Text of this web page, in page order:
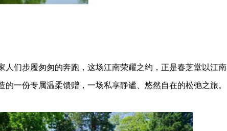
们步履匆匆的奔跑，这场江南荣耀之约，正是春芝堂以江南
一份专属温柔馈赠，一场私享静谧、悠然自在的松弛之旅。